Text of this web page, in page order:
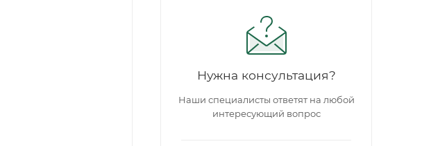
Нужна консультация?
Наши специалисты ответят на любой
интересующий вопрос